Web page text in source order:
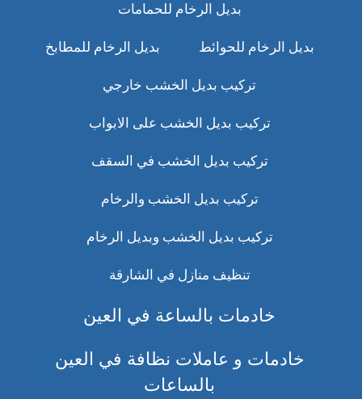
بديل الرخام للحمامات
بديل الرخام للحوائط بديل الرخام للمطابخ
تركيب بديل الخشب خارجي
تركيب بديل الخشب على الابواب
تركيب بديل الخشب في السقف
تركيب بديل الخشب والرخام
تركيب بديل الخشب وبديل الرخام
تنظيف منازل في الشارقة
خادمات بالساعة في العين
خادمات و عاملات نظافة في العين
بالساعات